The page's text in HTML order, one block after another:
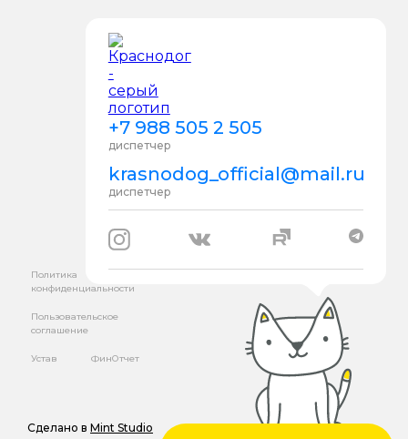
+7 988 505 2 505
диспетчер
krasnodog_official@mail.ru
диспетчер
Политика
конфиденциальности
Пользовательское
соглашение
Устав ФинОтчет
Сделано в Mint Studio